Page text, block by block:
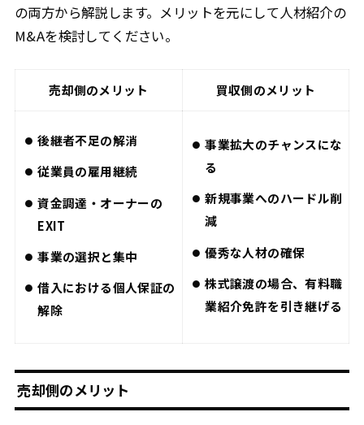
の両方から解説します。メリットを元にして人材紹介の
M&Aを検討してください。
売却側のメリット 買収側のメリット
後継者不足の解消
従業員の雇用継続
資金調達・オーナーの
EXIT
事業の選択と集中
借入における個人保証の
解除
事業拡大のチャンスにな
る
新規事業へのハードル削
減
優秀な人材の確保
株式譲渡の場合、有料職
業紹介免許を引き継げる
売却側のメリット